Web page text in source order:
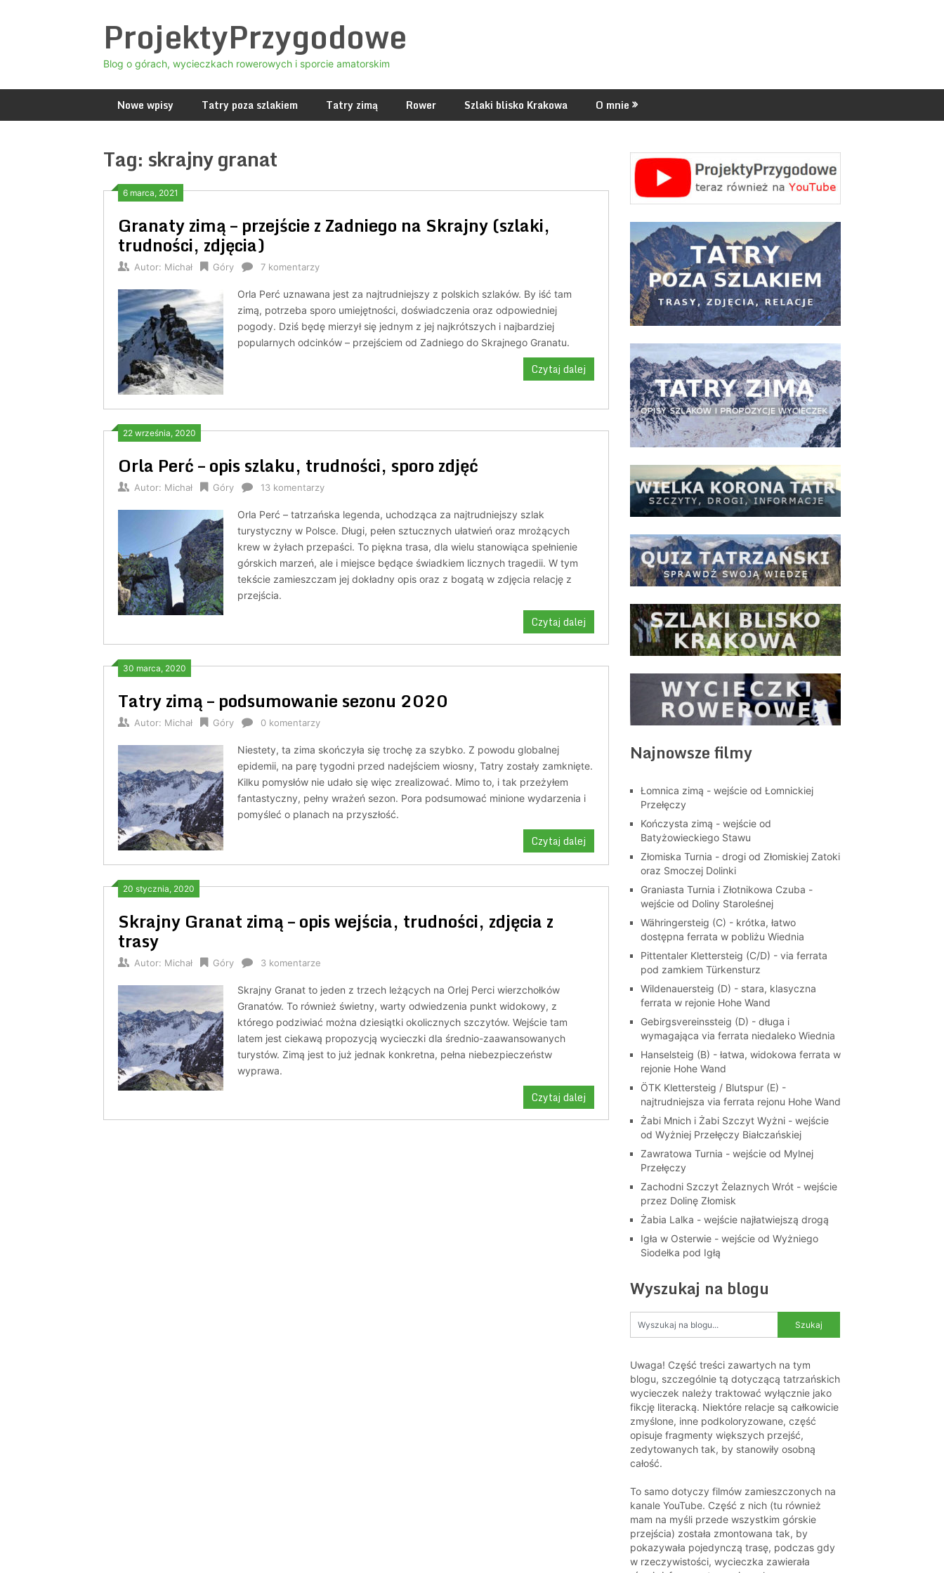
ProjektyPrzygodowe
Blog o górach, wycieczkach rowerowych i sporcie amatorskim
Nowe wpisy Tatry poza szlakiem Tatry zimą Rower Szlaki blisko Krakowa O mnie
Tag: skrajny granat
6 marca, 2021
Granaty zimą – przejście z Zadniego na Skrajny (szlaki,
trudności, zdjęcia)
Autor: Michał Góry 7 komentarzy
Orla Perć uznawana jest za najtrudniejszy z polskich szlaków. By iść tam
zimą, potrzeba sporo umiejętności, doświadczenia oraz odpowiedniej
pogody. Dziś będę mierzył się jednym z jej najkrótszych i najbardziej
popularnych odcinków – przejściem od Zadniego do Skrajnego Granatu.
Czytaj dalej
22 września, 2020
Orla Perć – opis szlaku, trudności, sporo zdjęć
Autor: Michał Góry 13 komentarzy
Orla Perć – tatrzańska legenda, uchodząca za najtrudniejszy szlak
turystyczny w Polsce. Długi, pełen sztucznych ułatwień oraz mrożących
krew w żyłach przepaści. To piękna trasa, dla wielu stanowiąca spełnienie
górskich marzeń, ale i miejsce będące świadkiem licznych tragedii. W tym
tekście zamieszczam jej dokładny opis oraz z bogatą w zdjęcia relację z
przejścia.
Czytaj dalej
30 marca, 2020
Tatry zimą – podsumowanie sezonu 2020
Autor: Michał Góry 0 komentarzy
Niestety, ta zima skończyła się trochę za szybko. Z powodu globalnej
epidemii, na parę tygodni przed nadejściem wiosny, Tatry zostały zamknięte.
Kilku pomysłów nie udało się więc zrealizować. Mimo to, i tak przeżyłem
fantastyczny, pełny wrażeń sezon. Pora podsumować minione wydarzenia i
pomyśleć o planach na przyszłość.
Czytaj dalej
20 stycznia, 2020
Skrajny Granat zimą – opis wejścia, trudności, zdjęcia z
trasy
Autor: Michał Góry 3 komentarze
Skrajny Granat to jeden z trzech leżących na Orlej Perci wierzchołków
Granatów. To również świetny, warty odwiedzenia punkt widokowy, z
którego podziwiać można dziesiątki okolicznych szczytów. Wejście tam
latem jest ciekawą propozycją wycieczki dla średnio-zaawansowanych
turystów. Zimą jest to już jednak konkretna, pełna niebezpieczeństw
wyprawa.
Czytaj dalej
Najnowsze filmy
Łomnica zimą - wejście od Łomnickiej
Przełęczy
Kończysta zimą - wejście od
Batyżowieckiego Stawu
Złomiska Turnia - drogi od Złomiskiej Zatoki
oraz Smoczej Dolinki
Graniasta Turnia i Złotnikowa Czuba -
wejście od Doliny Staroleśnej
Währingersteig (C) - krótka, łatwo
dostępna ferrata w pobliżu Wiednia
Pittentaler Klettersteig (C/D) - via ferrata
pod zamkiem Türkensturz
Wildenauersteig (D) - stara, klasyczna
ferrata w rejonie Hohe Wand
Gebirgsvereinssteig (D) - długa i
wymagająca via ferrata niedaleko Wiednia
Hanselsteig (B) - łatwa, widokowa ferrata w
rejonie Hohe Wand
ÖTK Klettersteig / Blutspur (E) -
najtrudniejsza via ferrata rejonu Hohe Wand
Żabi Mnich i Żabi Szczyt Wyżni - wejście
od Wyżniej Przełęczy Białczańskiej
Zawratowa Turnia - wejście od Mylnej
Przełęczy
Zachodni Szczyt Żelaznych Wrót - wejście
przez Dolinę Złomisk
Żabia Lalka - wejście najłatwiejszą drogą
Igła w Osterwie - wejście od Wyżniego
Siodełka pod Igłą
Wyszukaj na blogu
Uwaga! Część treści zawartych na tym
blogu, szczególnie tą dotyczącą tatrzańskich
wycieczek należy traktować wyłącznie jako
fikcję literacką. Niektóre relacje są całkowicie
zmyślone, inne podkoloryzowane, część
opisuje fragmenty większych przejść,
zedytowanych tak, by stanowiły osobną
całość.
To samo dotyczy filmów zamieszczonych na
kanale YouTube. Część z nich (tu również
mam na myśli przede wszystkim górskie
przejścia) została zmontowana tak, by
pokazywała pojedynczą trasę, podczas gdy
w rzeczywistości, wycieczka zawierała